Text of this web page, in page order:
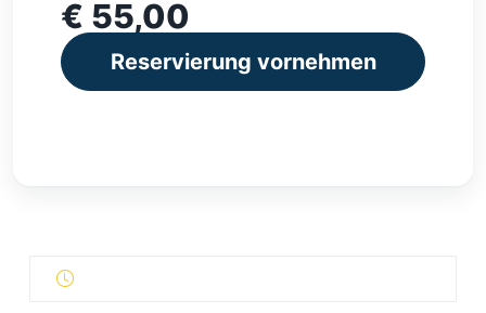
€ 55,00
Reservierung vornehmen